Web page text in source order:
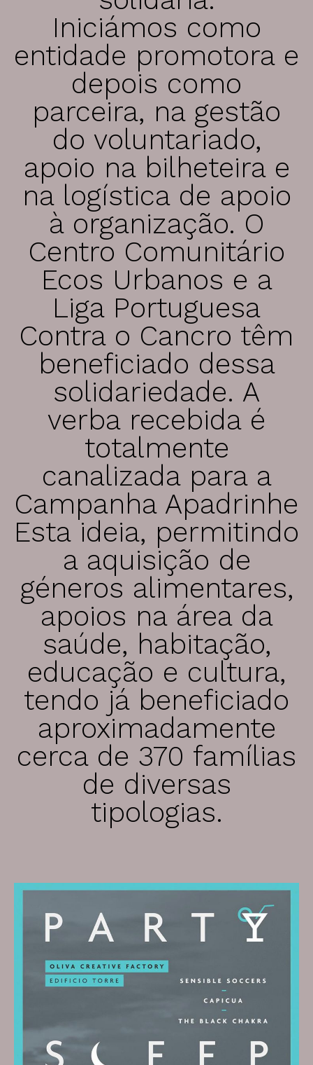
Comissão de Proteção de Crianças e Jovens SJM
Banco Alimentar Contra a Fome, Aveiro
DGRSP, Equipa Entre o Douro e Vouga
Rede Social SJM
Agrupamento de Escolas
Agrupamento de Escolas
Dr. João da Silva Correia
AMU
Iniciámos como
entidade promotora e
depois como
parceira, na gestão
do voluntariado,
apoio na bilheteira e
na logística de apoio
à organização. O
Centro Comunitário
Ecos Urbanos e a
Liga Portuguesa
Contra o Cancro têm
beneficiado dessa
solidariedade. A
verba recebida é
totalmente
canalizada para a
Campanha Apadrinhe
Esta ideia, permitindo
a aquisição de
géneros alimentares,
apoios na área da
saúde, habitação,
educação e cultura,
tendo já beneficiado
aproximadamente
cerca de 370 famílias
de diversas
tipologias.